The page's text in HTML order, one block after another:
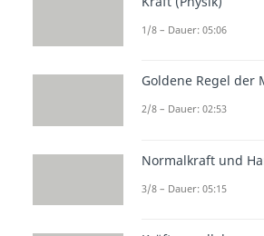
1/8 – Dauer: 05:06
Goldene Regel der
2/8 – Dauer: 02:53
Normalkraft und
3/8 – Dauer: 05:15